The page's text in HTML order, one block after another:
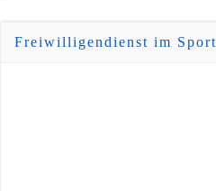
Freiwilligendienst im Sport